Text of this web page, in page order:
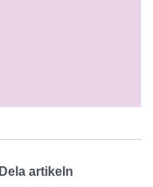
Dela artikeln